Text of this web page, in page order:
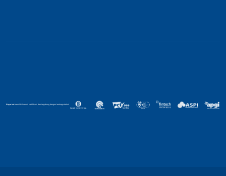
Bayarindmemiliki lisensi, sertifikasi, dan tergabung dengan lembaga terkait